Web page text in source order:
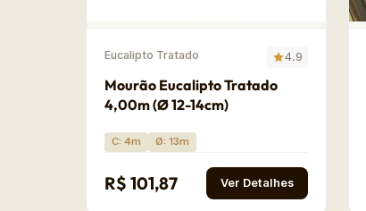
Eucalipto Tratado 4.9
Mourão Eucalipto Tratado
4,00m (Ø 12-14cm)
C: 4m Ø: 13m
R$ 101,87 Ver Detalhes